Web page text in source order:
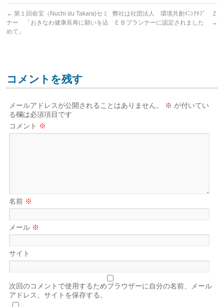
← 第１回命宝（Nuchi du Takara)セミ
ナー 「おきなわ健康長寿に願いを込
めて」
弊社は社団法人 環境共創ｲﾆｼｱﾁﾌﾞ Ｚ
ＥＢプランナーに認定されました
→
コメントを残す
メールアドレスが公開されることはありません。 ※ が付いてい
る欄は必須項目です
コメント ※
名前 ※
メール ※
サイト
次回のコメントで使用するためブラウザーに自分の名前、メール
アドレス、サイトを保存する。